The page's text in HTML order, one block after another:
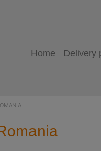
Home Delivery